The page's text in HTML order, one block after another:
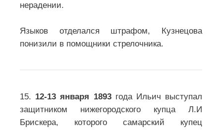
нерадении.
Языков отделался штрафом, Кузнецова
понизили в помощники стрелочника.
15. 12-13 января 1893года Ильич выступал
защитником нижегородского купца Л.И
Брискера, которого самарский купец